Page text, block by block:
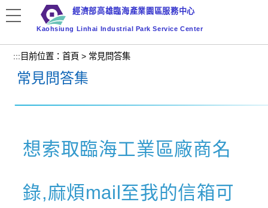
要
容
塊
經濟部高雄臨海產業園區服務中心
Kaohsiung Linhai Industrial Park Service Center
::: 目前位置：首頁 > 常見問答集
常見問答集
想索取臨海工業區廠商名
錄,麻煩mail至我的信箱可